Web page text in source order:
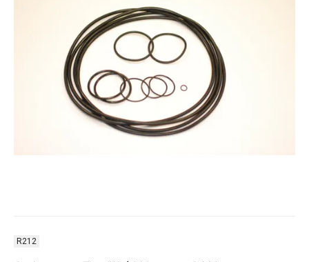
R212